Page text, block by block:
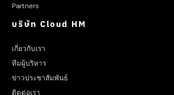
Partners
บริษัท Cloud HM
เกี่ยวกับเรา
ทีมผู้บริหาร
ข่าวประชาสัมพันธ์
ติดต่อเรา